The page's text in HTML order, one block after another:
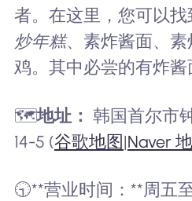
者。在这里，您可以
炒年糕、素炸酱面、
鸡。其中必尝的有炸酱
🗺️地址： 韩国首尔市
14-5 (谷歌地图|Naver
🕤**营业时间：**周五